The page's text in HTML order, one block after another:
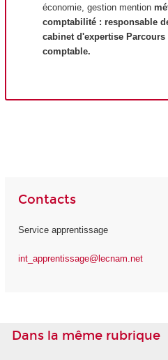
économie, gestion mention
comptabilité : responsable
cabinet d'expertise
comptable.
Contacts
Service apprentissage
int_apprentissage@lecnam.net
Dans la même rubrique